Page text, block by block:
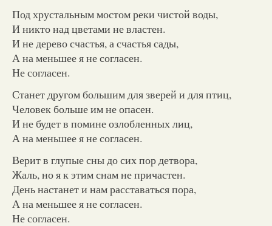
Под хрустальным мостом реки чистой воды,
И никто над цветами не властен.
И не дерево счастья, а счастья сады,
А на меньшее я не согласен.
Не согласен.
Станет другом большим для зверей и для птиц,
Человек больше им не опасен.
И не будет в помине озлобленных лиц,
А на меньшее я не согласен.
Верит в глупые сны до сих пор детвора,
Жаль, но я к этим снам не причастен.
День настанет и нам расставаться пора,
А на меньшее я не согласен.
Не согласен.